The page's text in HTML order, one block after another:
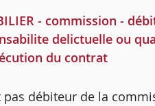
- commission -
delictuelle ou
du contrat
pas débiteur de la